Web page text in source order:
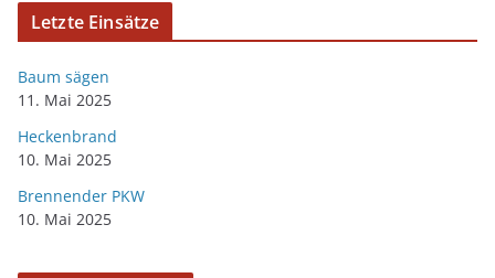
Letzte Einsätze
Baum sägen
11. Mai 2025
Heckenbrand
10. Mai 2025
Brennender PKW
10. Mai 2025